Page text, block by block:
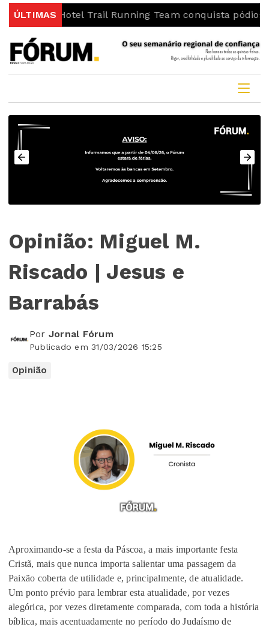
ÚLTIMAS
Hotel Trail Running Team conquista pódios na
Opinião: Miguel M.
Riscado | Jesus e
Barrabás
Por Jornal Fórum
Publicado em 31/03/2026 15:25
Opinião
Aproximando-se a festa da Páscoa, a mais importante festa
Cristã, mais que nunca importa salientar uma passagem da
Paixão coberta de utilidade e, principalmente, de atualidade.
Um ponto prévio para lembrar esta atualidade, por vezes
alegórica, por vezes diretamente comparada, com toda a história
bíblica, mais acentuadamente no período do Judaísmo de